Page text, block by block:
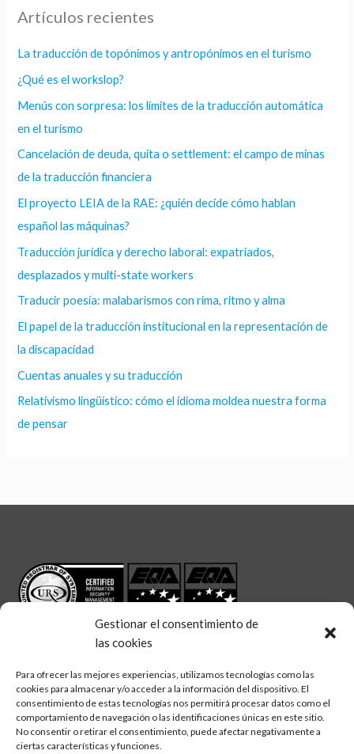
Gestionar el consentimiento de
las cookies
Para ofrecer las mejores experiencias, utilizamos tecnologías como las
cookies para almacenar y/o acceder a la información del dispositivo. El
consentimiento de estas tecnologías nos permitirá procesar datos como el
comportamiento de navegación o las identificaciones únicas en este sitio.
No consentir o retirar el consentimiento, puede afectar negativamente a
ciertas características y funciones.
Artículos recientes
La traducción de topónimos y antropónimos en el turismo
¿Qué es el workslop?
Menús con sorpresa: los límites de la traducción automática
en el turismo
Cancelación de deuda, quita o settlement: el campo de minas
de la traducción financiera
El proyecto LEIA de la RAE: ¿quién decide cómo hablan
español las máquinas?
Traducción jurídica y derecho laboral: expatriados,
desplazados y multi-state workers
Traducir poesía: malabarismos con rima, ritmo y alma
El papel de la traducción institucional en la representación de
la discapacidad
Cuentas anuales y su traducción
Relativismo lingüístico: cómo el idioma moldea nuestra forma
de pensar
Síguenos en:
linkedintwitterfacebook